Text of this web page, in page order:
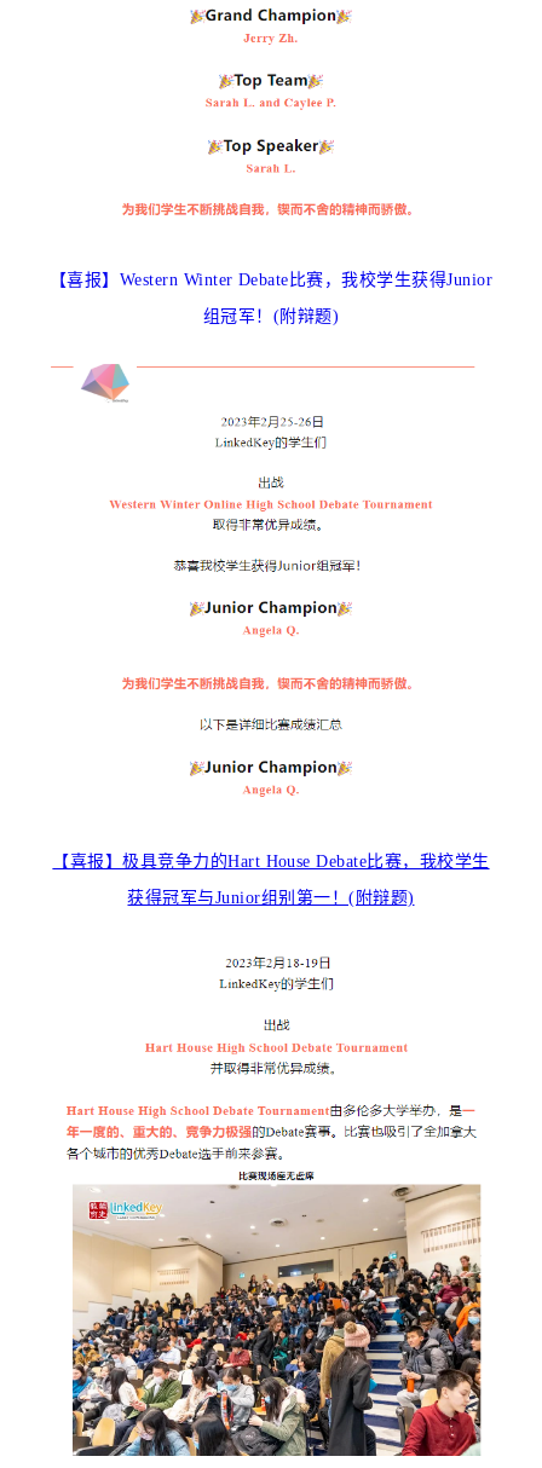
【喜报】Western Winter Debate比赛，我校学生获得Junior
组冠军！(附辩题)
【喜报】极具竞争力的Hart House Debate比赛，我校学生
获得冠军与Junior组别第一！(附辩题)